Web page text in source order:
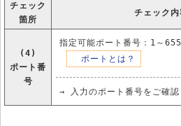
チェック
箇所
チェック内
(4)
ポート番
号
指定可能ポート番号：1～
ポートとは？
→ 入力のポート番号をご確認